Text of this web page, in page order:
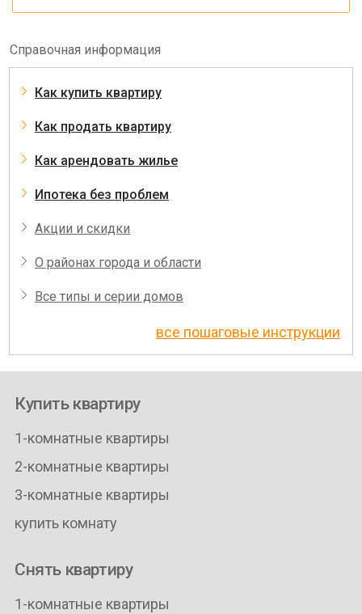
Справочная информация
Как купить квартиру
Как продать квартиру
Как арендовать жилье
Ипотека без проблем
Акции и скидки
О районах города и области
Все типы и серии домов
все пошаговые инструкции
Купить квартиру
1-комнатные квартиры
2-комнатные квартиры
3-комнатные квартиры
купить комнату
Снять квартиру
1-комнатные квартиры